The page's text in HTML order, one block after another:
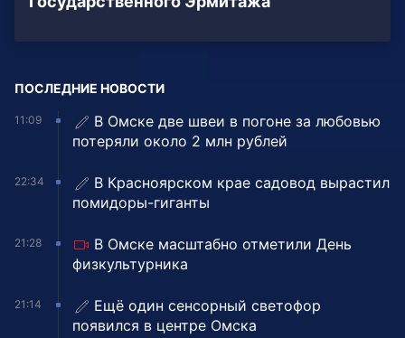
ПОСЛЕДНИЕ НОВОСТИ
11:09
В Омске две швеи в погоне за любовью
потеряли около 2 млн рублей
22:34
В Красноярском крае садовод вырастил
помидоры-гиганты
21:28
В Омске масштабно отметили День
физкультурника
21:14
Ещё один сенсорный светофор
появился в центре Омска